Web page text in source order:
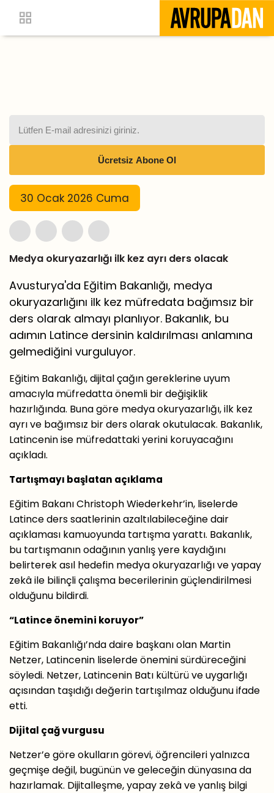
30 Ocak 2026 Cuma
Medya okuryazarlığı ilk kez ayrı ders olacak
Avusturya'da Eğitim Bakanlığı, medya
okuryazarlığını ilk kez müfredata bağımsız bir
ders olarak almayı planlıyor. Bakanlık, bu
adımın Latince dersinin kaldırılması anlamına
gelmediğini vurguluyor.
Eğitim Bakanlığı, dijital çağın gereklerine uyum
amacıyla müfredatta önemli bir değişiklik
hazırlığında. Buna göre medya okuryazarlığı, ilk kez
ayrı ve bağımsız bir ders olarak okutulacak. Bakanlık,
Latincenin ise müfredattaki yerini koruyacağını
açıkladı.
Tartışmayı başlatan açıklama
Eğitim Bakanı Christoph Wiederkehr’in, liselerde
Latince ders saatlerinin azaltılabileceğine dair
açıklaması kamuoyunda tartışma yarattı. Bakanlık,
bu tartışmanın odağının yanlış yere kaydığını
belirterek asıl hedefin medya okuryazarlığı ve yapay
zekâ ile bilinçli çalışma becerilerinin güçlendirilmesi
olduğunu bildirdi.
“Latince önemini koruyor”
Eğitim Bakanlığı’nda daire başkanı olan Martin
Netzer, Latincenin liselerde önemini sürdüreceğini
söyledi. Netzer, Latincenin Batı kültürü ve uygarlığı
açısından taşıdığı değerin tartışılmaz olduğunu ifade
etti.
Dijital çağ vurgusu
Netzer’e göre okulların görevi, öğrencileri yalnızca
geçmişe değil, bugünün ve geleceğin dünyasına da
hazırlamak. Dijitalleşme, yapay zekâ ve yanlış bilgi